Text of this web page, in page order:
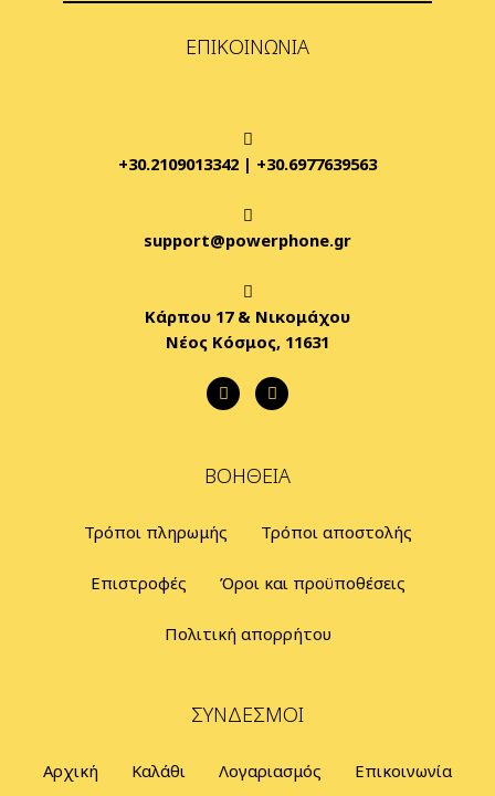
ΕΠΙΚΟΙΝΩΝΊΑ
+30.2109013342 | +30.6977639563
support@powerphone.gr
Κάρπου 17 & Νικομάχου
Νέος Κόσμος, 11631
ΒΟΉΘΕΙΑ
Τρόποι πληρωμής Τρόποι αποστολής
Επιστροφές Όροι και προϋποθέσεις
Πολιτική απορρήτου
ΣΎΝΔΕΣΜΟΙ
Αρχική Καλάθι Λογαριασμός Επικοινωνία